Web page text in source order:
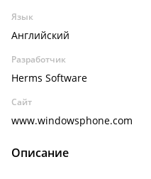
Язык
Английский
Разработчик
Herms Software
Сайт
www.windowsphone.com
Описание